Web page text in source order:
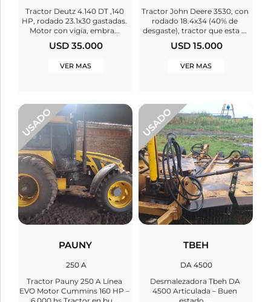
Tractor Deutz 4.140 DT ,140
HP, rodado 23.1x30 gastadas.
Motor con vigía, embra...
USD 35.000
VER MAS
Tractor John Deere 3530, con
rodado 18.4x34 (40% de
desgaste), tractor que esta ...
USD 15.000
VER MAS
PAUNY
250 A
Tractor Pauny 250 A Línea
EVO Motor Cummins 160 HP –
TBEH
DA 4500
Desmalezadora Tbeh DA
4500 Articulada – Buen